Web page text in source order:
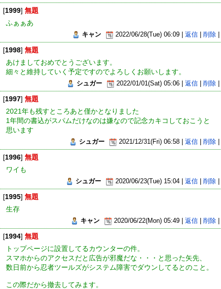
[1999] 無題
ふぁぁあ
キャン 2022/06/28(Tue) 06:09 |返信 |削除
[1998] 無題
あけましておめでとうございます。
細々と維持していく予定ですのでよろしくお願いします。
シュガー 2022/01/01(Sat) 05:06 |返信 |削除
[1997] 無題
2021年も残すところあと僅かとなりました
1年間の書込がスパムだけなのは嫌なので記念カキコしておこうと
思います
シュガー 2021/12/31(Fri) 06:58 |返信 |削除
[1996] 無題
ワイも
シュガー 2020/06/23(Tue) 15:04 |返信 |削除
[1995] 無題
生存
キャン 2020/06/22(Mon) 05:49 |返信 |削除
[1994] 無題
トップページに設置してるカウンターの件。
スマホからのアクセスだと広告が邪魔だな・・・と思った矢先、
数日前から忍者ツールズがシステム障害でダウンしてるとのこと。
この際だから撤去してみます。